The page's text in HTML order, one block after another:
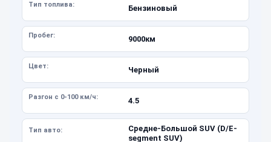
Тип топлива: Бензиновый
Пробег: 9000км
Цвет: Черный
Разгон с 0-100 км/ч: 4.5
Тип авто:
Средне-Большой SUV (D/E-
segment SUV)